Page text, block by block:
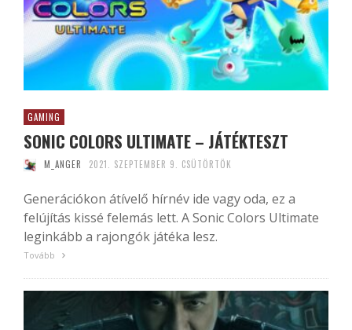
GAMING
SONIC COLORS ULTIMATE – JÁTÉKTESZT
M_ANGER 2021. SZEPTEMBER 9. CSÜTÖRTÖK
Generációkon átívelő hírnév ide vagy oda, ez a
felújítás kissé felemás lett. A Sonic Colors Ultimate
leginkább a rajongók játéka lesz.
Tovább